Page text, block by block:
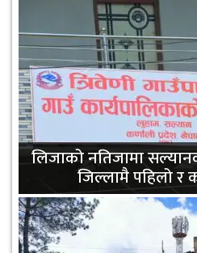
लिजाको नतिजामा
जिल्लामै पहिलो र